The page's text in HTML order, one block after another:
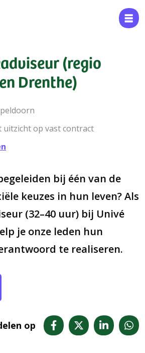
(regio
Drenthe)
uitzicht op vast contract
bij één van de
keuzes in hun leven? Als
(32–40 uur) bij Univé
je onze leden hun
te realiseren.
op